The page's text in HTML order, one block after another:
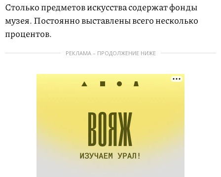
Столько предметов искусства содержат фонды
музея. Постоянно выставлены всего несколько
процентов.
РЕКЛАМА – ПРОДОЛЖЕНИЕ НИЖЕ